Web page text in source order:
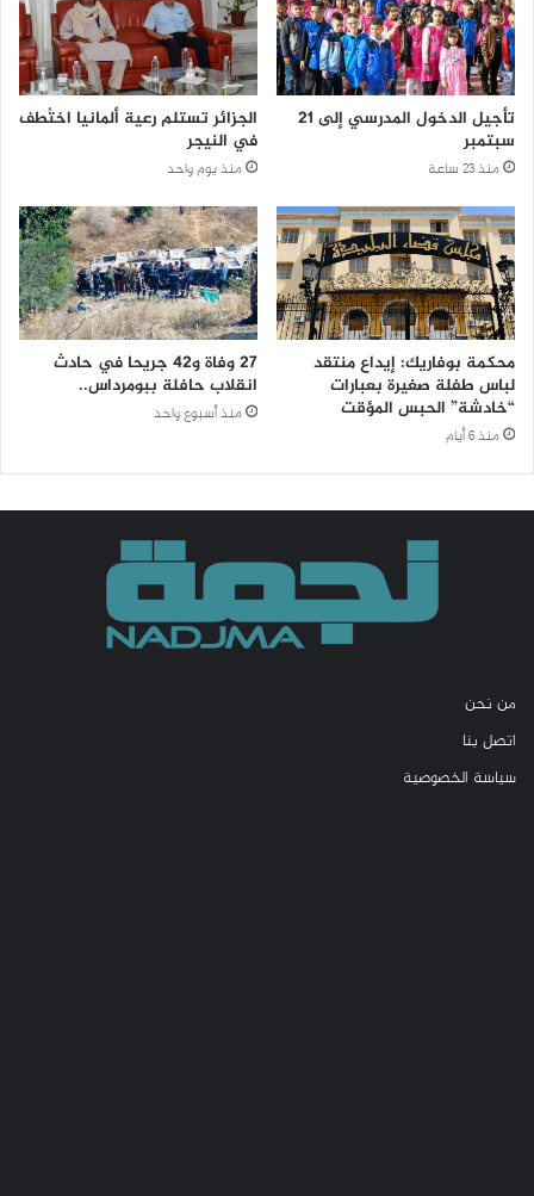
تأجيل الدخول المدرسي إلى 21
سبتمبر
منذ 23 ساعة
الجزائر تستلم رعية ألمانيا اختُطف
في النيجر
منذ يوم واحد
محكمة بوفاريك: إيداع منتقد
لباس طفلة صغيرة بعبارات
“خادشة” الحبس المؤقت
منذ 6 أيام
27 وفاة و42 جريحا في حادث
انقلاب حافلة ببومرداس..
منذ أسبوع واحد
من نحن
اتصل بنا
سياسة الخصوصية